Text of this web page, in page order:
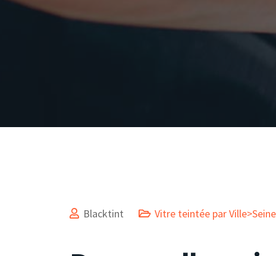
Blacktint Vitre teintée par